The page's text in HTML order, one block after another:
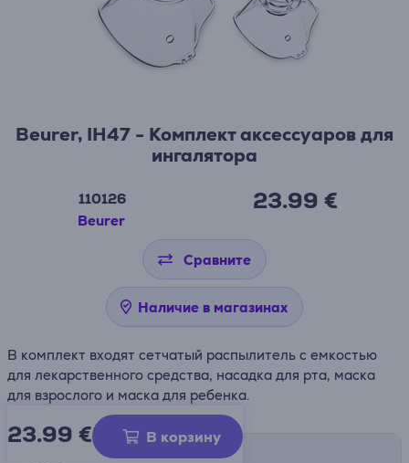
Beurer, IH47 - Комплект аксессуаров для
ингалятора
110126
Beurer
23.99 €
Сравните
Наличие в магазинах
В комплект входят сетчатый распылитель с емкостью
для лекарственного средства, насадка для рта, маска
для взрослого и маска для ребенка.
23.99 € В корзину
Способы доставки